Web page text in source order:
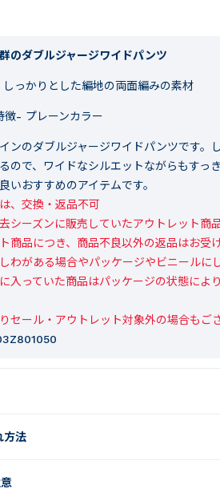
のダブルジャージワイドパンツ
しっかりとした編地の両面編みの素材
徴- プレーンカラー
ンのダブルジャージワイドパンツです。
ので、ワイドなシルエットながらもすっ
いおすすめのアイテムです。
、交換・返品不可
シーズンに販売していたアウトレット商
商品につき、商品不良以外の返品はお受
わがある場合やパッケージやビニールに
入っていた商品はパッケージの状態によ
セール・アウトレット対象外の場合もござ
方法